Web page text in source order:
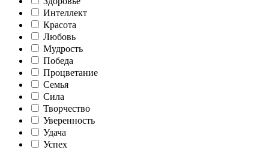
Интеллект
Красота
Любовь
Мудрость
Победа
Процветание
Семья
Сила
Творчество
Уверенность
Удача
Успех